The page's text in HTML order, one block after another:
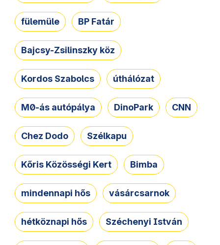
fülemüle BP Fatár
Bajcsy-Zsilinszky köz
Kordos Szabolcs úthálózat
M0-ás autópálya DinoPark CNN
Chez Dodo Szélkapu
Kőris Közösségi Kert Bimba
mindennapi hős vásárcsarnok
hétköznapi hős Széchenyi István